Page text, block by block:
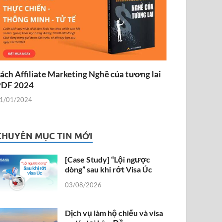
Affiliate Marketing Nghề của tương lai
2024
01/2024
MỤC TIN MỚI
[Case Study] “Lội ngược
dòng” sau khi rớt Visa Úc
03/08/2026
Dịch vụ làm hộ chiếu và visa